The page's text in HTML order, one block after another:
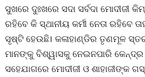
ସୁଖରେ ଦୁଃଖରେ ସଦା ସର୍ବଦା ମୋଦୀଜୀ
ରହିବେ କି ସ୍ଥାନୀୟ କର୍ମୀ ନେତା ରହିବେ
ସୃଷ୍ଟି ହେଉଛି। କଳାହାଣ୍ଡିର ତୃଣମୂଳ
ମାନଙ୍କୁ ବିଶ୍ୱାସକୁ ନେଇନପାରି
ସହେଯାଗରେ ମୋଦୀଜୀ ଓ ଶାହାଜୀଙ୍କ